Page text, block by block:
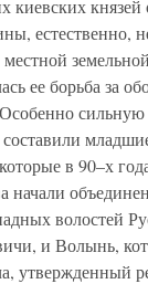
киевских князей
естественно,
ее борьба за
в 90–х
начали
волостей
и Волынь,
утвержденный